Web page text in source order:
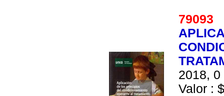
79093
2018,
Valor :